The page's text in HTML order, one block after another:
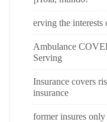
erving the interests
Ambulance
Serving
Insurance covers
insurance
former insures